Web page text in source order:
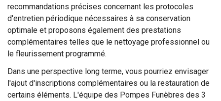
recommandations précises concernant les protocoles
d'entretien périodique nécessaires à sa conservation
optimale et proposons également des prestations
complémentaires telles que le nettoyage professionnel ou
le fleurissement programmé.
Dans une perspective long terme, vous pourriez envisager
l'ajout d'inscriptions complémentaires ou la restauration de
certains éléments. L'équipe des Pompes Funèbres des 3